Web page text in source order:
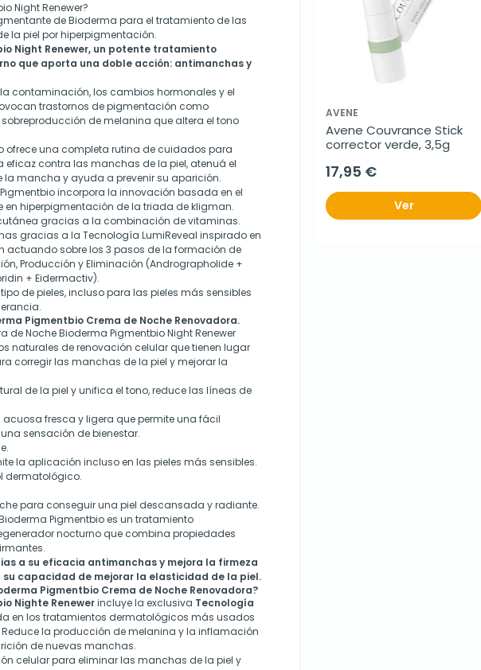
Night Renewer?
de Bioderma para el tratamiento de las
la piel por hiperpigmentación.
Night Renewer, un potente tratamiento
que aporta una doble acción: antimanchas y
contaminación, los cambios hormonales y el
trastornos de pigmentación como
de melanina que altera el tono
ofrece una completa rutina de cuidados para
eficaz contra las manchas de la piel, atenuá el
la mancha y ayuda a prevenir su aparición.
incorpora la innovación basada en el
en hiperpigmentación de la triada de kligman.
gracias a la combinación de vitaminas.
gracias a la Tecnología LumiReveal inspirado en
actuando sobre los 3 pasos de la formación de
Producción y Eliminación (Andrographolide +
+ Eidermactiv).
de pieles, incluso para las pieles más sensibles
Pigmentbio Crema de Noche Renovadora.
de Noche Bioderma Pigmentbio Night Renewer
naturales de renovación celular que tienen lugar
corregir las manchas de la piel y mejorar la
de la piel y unifica el tono, reduce las líneas de
acuosa fresca y ligera que permite una fácil
sensación de bienestar.
la aplicación incluso en las pieles más sensibles.
dermatológico.
para conseguir una piel descansada y radiante.
Pigmentbio es un tratamiento
nocturno que combina propiedades
a su eficacia antimanchas y mejora la firmeza
su capacidad de mejorar la elasticidad de la piel.
Pigmentbio Crema de Noche Renovadora?
Nighte Renewerincluye la exclusiva Tecnología
en los tratamientos dermatológicos más usados
la producción de melanina y la inflamación
de nuevas manchas.
celular para eliminar las manchas de la piel y
AVENE
Avene Couvrance Stick
corrector verde, 3,5g
17,95 €
Ver